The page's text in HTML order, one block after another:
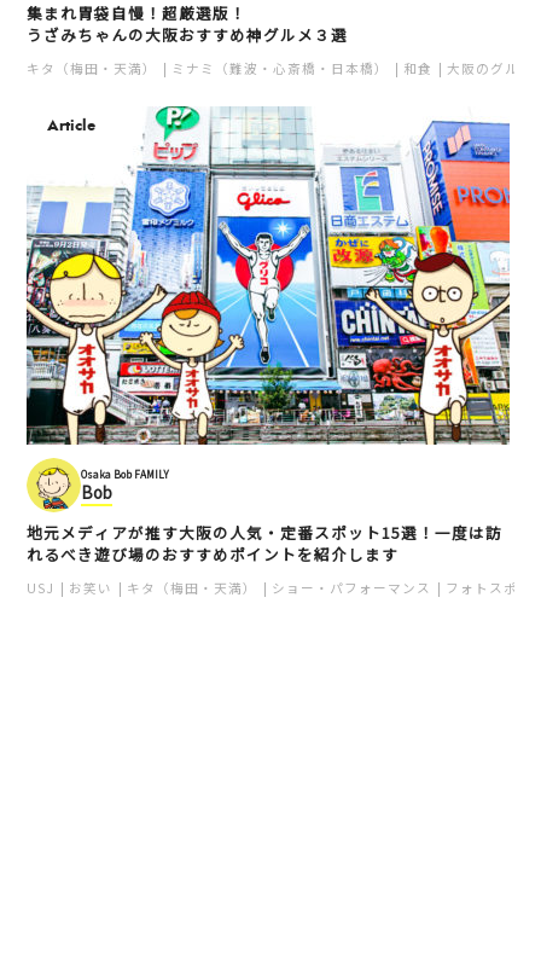
集まれ胃袋自慢！超厳選版！
うざみちゃんの大阪おすすめ神グルメ３選
キタ（梅田・天満） ミナミ（難波・心斎橋・日本橋） 和食 大阪のグルメ
Article
Osaka Bob FAMILY
Bob
地元メディアが推す大阪の人気・定番スポット15選！一度は訪
れるべき遊び場のおすすめポイントを紹介します
USJ お笑い キタ（梅田・天満） ショー・パフォーマンス フォトスポッ